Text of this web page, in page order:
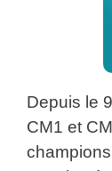
Depuis le
CM1 et